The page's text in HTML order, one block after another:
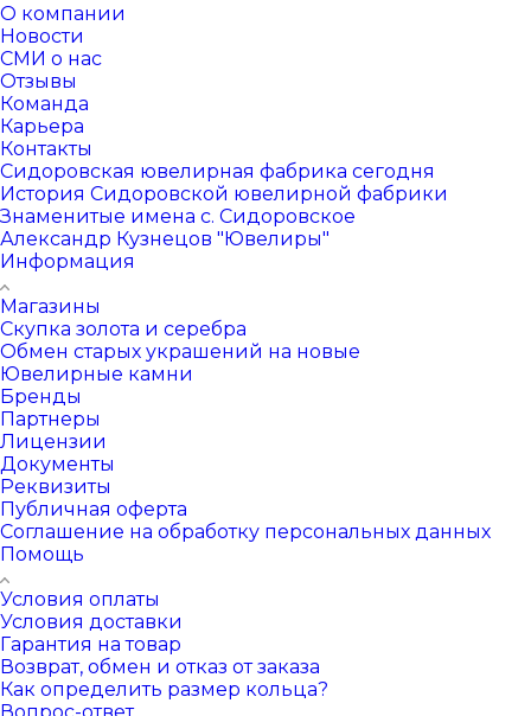
О компании
Новости
СМИ о нас
Отзывы
Команда
Карьера
Контакты
Сидоровская ювелирная фабрика сегодня
История Сидоровской ювелирной фабрики
Знаменитые имена с. Сидоровское
Александр Кузнецов "Ювелиры"
Информация
Магазины
Скупка золота и серебра
Обмен старых украшений на новые
Ювелирные камни
Бренды
Партнеры
Лицензии
Документы
Реквизиты
Публичная оферта
Соглашение на обработку персональных данных
Помощь
Условия оплаты
Условия доставки
Гарантия на товар
Возврат, обмен и отказ от заказа
Как определить размер кольца?